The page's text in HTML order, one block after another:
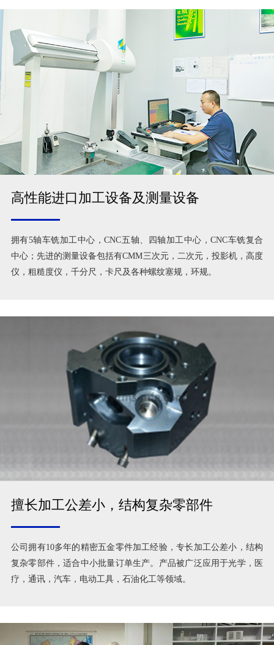
高性能进口加工设备及测量设备
拥有5轴车铣加工中心，CNC五轴、四轴加工中心，CNC车铣复合
中心；先进的测量设备包括有CMM三次元，二次元，投影机，高度
仪，粗糙度仪，千分尺，卡尺及各种螺纹塞规，环规。
擅长加工公差小，结构复杂零部件
公司拥有10多年的精密五金零件加工经验，专长加工公差小，结构
复杂零部件，适合中小批量订单生产。产品被广泛应用于光学，医
疗，通讯，汽车，电动工具，石油化工等领域。